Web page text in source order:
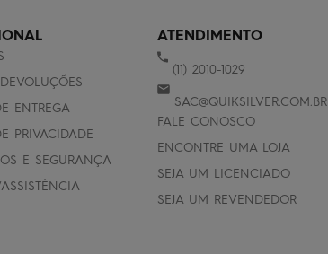
ENTREGA
PRIVACIDADE
E SEGURANÇA
ATENDIMENTO
(11) 2010-1029
SAC@QUIKSILVER.COM.BR
FALE CONOSCO
ENCONTRE UMA LOJA
SEJA UM LICENCIADO
SEJA UM REVENDEDOR